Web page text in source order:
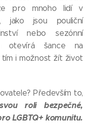
pro mnoho lidí v
jako jsou pouliční
nebo sezónní
otevírá šance na
i možnost žít život
Především to,
roli bezpečné,
LGBTQ+ komunitu.